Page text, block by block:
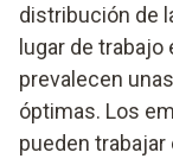
distribución de
lugar de
prevalecen
óptimas. Los
pueden